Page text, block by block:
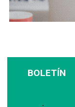
BOLETÍN